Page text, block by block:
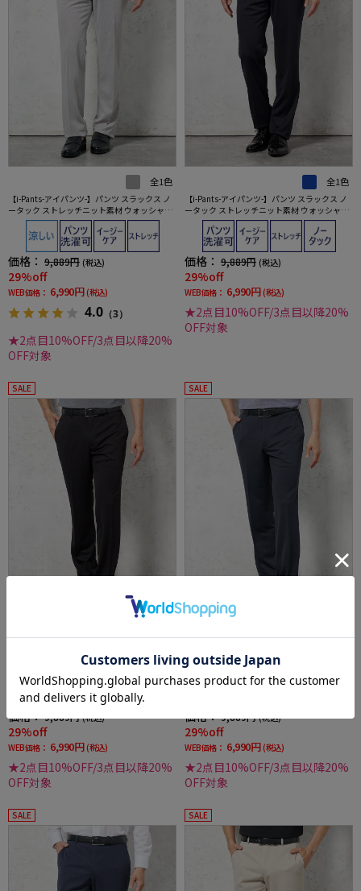
全1色
【i-Pants-アイパンツ-】パンツ スラックス ノ
ータック ストレッチニット素材 ウォッシャブ
ル コード RUCKEN BACCHAR
価格： 9,889円 (税込)
29%off
WEB価格： 6,990円 (税込)
4.0 （3）
★2点目10%OFF/3点目以降20%
OFF対象
全1色
【i-Pants-アイパンツ-】パンツ スラックス ノ
ータック ストレッチニット素材 ウォッシャブ
ル シャドウストライプ RUCKEN BACCHAR
価格： 9,889円 (税込)
29%off
WEB価格： 6,990円 (税込)
★2点目10%OFF/3点目以降20%
OFF対象
SALE
全1色
【i-Pants-アイパンツ-】パンツ スラックス ノ
ータック ストレッチニット素材 ウォッシャブ
ル シャドウストライプ RUCKEN BACCHAR
価格：9,889円 (税込)
29%off
WEB価格： 6,990円 (税込)
★2点目10%OFF/3点目以降20%
OFF対象
SALE
全1色
【i-Pants-アイパンツ-】パンツ スラックス ノ
ータック ストレッチニット素材 ウォッシャブ
ル シャドウストライプ RUCKEN BACCHAR
価格：9,889円 (税込)
29%off
WEB価格： 6,990円 (税込)
★2点目10%OFF/3点目以降20%
OFF対象
SALE SALE